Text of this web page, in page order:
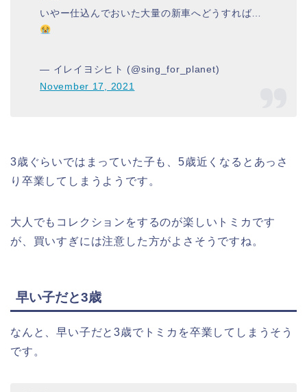
いやー仕込んでおいた大量の新車へどうすれば…
— イレイヨシヒト (@sing_for_planet)
November 17, 2021
3歳ぐらいではまっていた子も、5歳近くなるとあっさ
り卒業してしまうようです。
大人でもコレクションをするのが楽しいトミカです
が、買いすぎには注意した方がよさそうですね。
早い子だと3歳
なんと、早い子だと3歳でトミカを卒業してしまうそう
です。